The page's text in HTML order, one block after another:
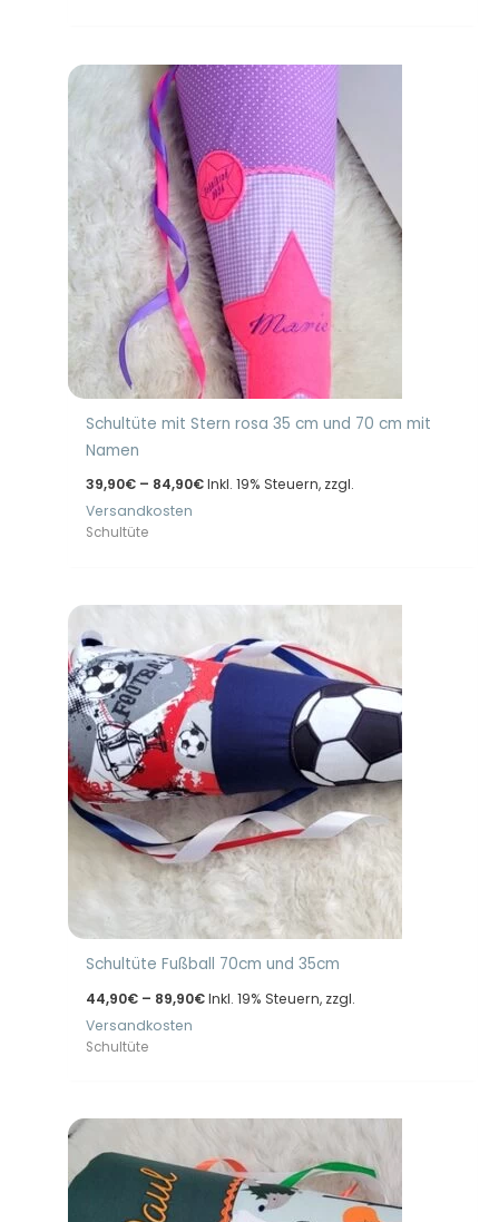
Schultüte mit Stern rosa 35 cm und 70 cm mit
Namen
39,90€ – 84,90€Preisspanne:
Inkl. 19% Steuern, zzgl.
Versandkosten
Schultüte
Schultüte Fußball 70cm und 35cm
44,90€ – 89,90€Preisspanne:
Inkl. 19% Steuern, zzgl.
Versandkosten
Schultüte